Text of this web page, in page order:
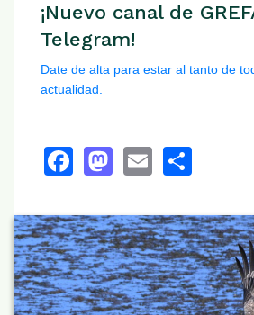
¡Nuevo canal de
Telegram!
Date de alta para estar al tanto de
actualidad.
Facebook
Mastodon
Email